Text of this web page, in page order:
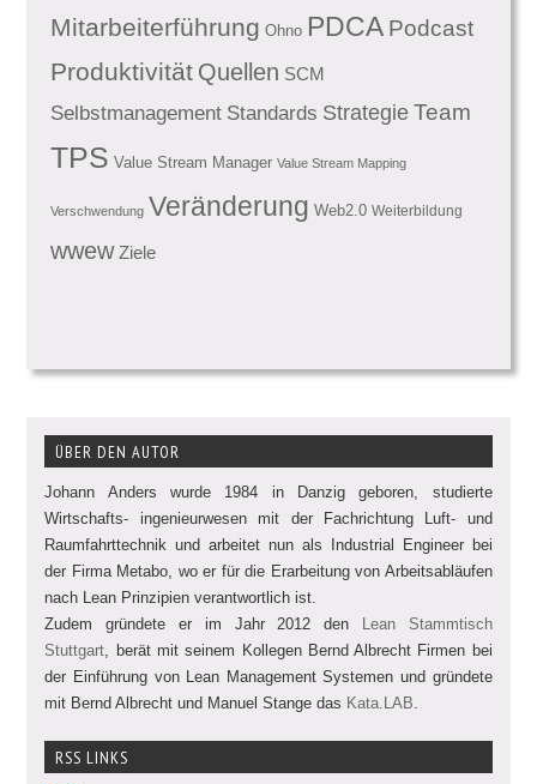
Mitarbeiterführung Ohno PDCA Podcast
Produktivität Quellen SCM
Selbstmanagement Standards Strategie Team
TPS Value Stream Manager Value Stream Mapping
Verschwendung Veränderung Web2.0 Weiterbildung
wwew Ziele
ÜBER DEN AUTOR
Johann Anders wurde 1984 in Danzig geboren, studierte
Wirtschafts- ingenieurwesen mit der Fachrichtung Luft- und
Raumfahrttechnik und arbeitet nun als Industrial Engineer bei
der Firma Metabo, wo er für die Erarbeitung von Arbeitsabläufen
nach Lean Prinzipien verantwortlich ist.
Zudem gründete er im Jahr 2012 den Lean Stammtisch
Stuttgart , berät mit seinem Kollegen Bernd Albrecht Firmen bei
der Einführung von Lean Management Systemen und gründete
mit Bernd Albrecht und Manuel Stange das Kata.LAB
RSS LINKS